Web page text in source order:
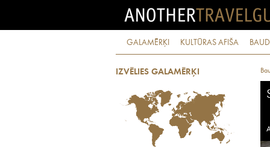
GALAMĒRĶI KULTŪRAS AFIŠA
IZVĒLIES GALAMĒRĶI